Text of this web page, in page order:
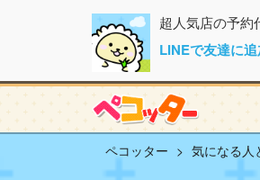
超人気店の予約
LINEで友達に追
ペコッター 気になる人